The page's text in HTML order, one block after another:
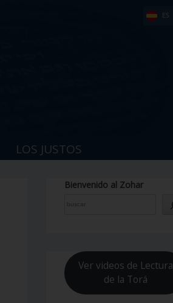
ES
LOS JUSTOS
Bienvenido al Zohar
Ver videos de Lectura
de la Torá